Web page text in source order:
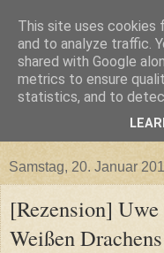
Samstag, 20. Januar
[Rezension]
Weißen Drachens
This site uses cookies
and to analyze traffic.
shared with Google
metrics to ensure
statistics, and to